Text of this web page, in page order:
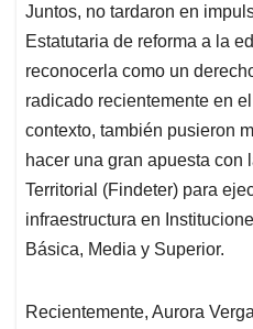
Juntos, no tardaron en
Estatutaria de reforma a la
reconocerla como un
radicado recientemente en
contexto, también pusieron
hacer una gran apuesta
Territorial (Findeter) para
infraestructura en
Básica, Media y Superior.
Recientemente, Aurora